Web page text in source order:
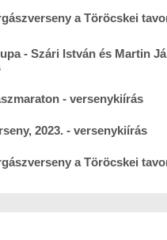
a Töröcskei
- Szári István és Martin
- versenykiírás
2023. - versenykiírás
a Töröcskei